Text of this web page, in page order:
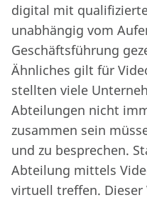
digital mit
unabhängig vom
Geschäftsführung
Ähnliches gilt für
stellten viele
Abteilungen nicht
zusammen sein
und zu besprechen.
Abteilung mittels
virtuell treffen. Dieser